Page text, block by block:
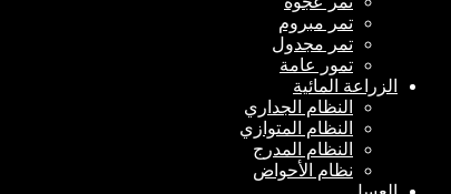
تمر مبروم
تمر مجدول
تمور عامة
الزراعة المائية
النظام الجداري
النظام المتوازي
النظام المدرج
نظام الأحواض